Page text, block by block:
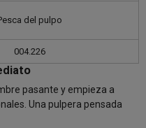
del pulpo
004.226
pasante y empieza a
Una pulpera pensada